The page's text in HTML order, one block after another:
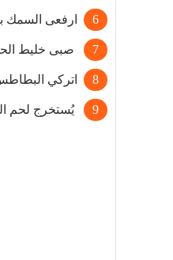
ارفعى السمك
صبى خليط
اتركي
يُستخرج لحم